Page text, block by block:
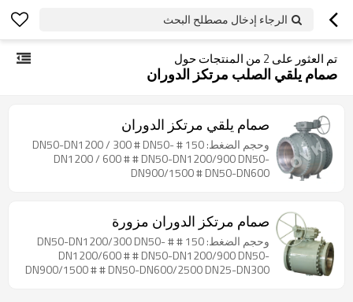
الرجاء إدخال مصطلح البحث
تم العثور على 2 من المنتجات حول
صمام يلقي الصلب مرتكز الدوران
صمام يلقي مرتكز الدوران
وحجم الضغط: 150 # DN50-DN1200 / 300 # DN50-
DN1200 / 600 # # DN50-DN1200/900 DN50-
DN900/1500 # DN50-DN600
صمام مرتكز الدوران مزورة
وحجم الضغط: 150 # # DN50-DN1200/300 DN50-
DN1200/600 # # DN50-DN1200/900 DN50-
DN900/1500 # # DN50-DN600/2500 DN25-DN300